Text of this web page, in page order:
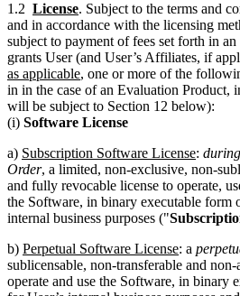
1.2 License. Subject to the terms and
and in accordance with the licensing
subject to payment of fees set forth in
grants User (and User’s Affiliates, if
as applicable, one or more of the
in in the case of an Evaluation Product,
will be subject to Section 12 below):
(i) Software License
a) Subscription Software License:
Order, a limited, non-exclusive, non-
and fully revocable license to operate,
the Software, in binary executable form
internal business purposes ("
b) Perpetual Software License: a
sublicensable, non-transferable and
operate and use the Software, in binary